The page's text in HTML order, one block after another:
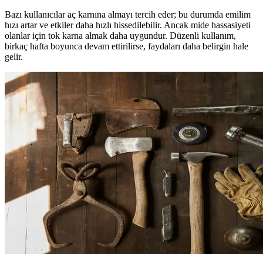
Bazı kullanıcılar aç karnına almayı tercih eder; bu durumda emilim
hızı artar ve etkiler daha hızlı hissedilebilir. Ancak mide hassasiyeti
olanlar için tok karna almak daha uygundur. Düzenli kullanım,
birkaç hafta boyunca devam ettirilirse, faydaları daha belirgin hale
gelir.